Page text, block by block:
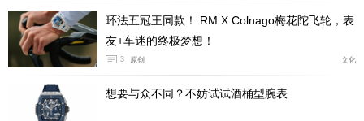
三位。
江诗丹顿 Vacheron Constantin
环法五冠王同款！ RM X Colnago梅花陀飞轮，表
友+车迷的终极梦想！
3 原创 文化
想要与众不同？不妨试试酒桶型腕表